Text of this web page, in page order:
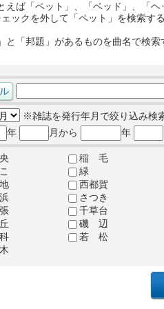
えば「ペット」、「ベッド」、「
ェックを外して「ペット」を検索
と「邦題」があるものを曲名で検
※雑誌を発行年月で絞り込み検
年
月から 年
稲 毛
緑
西都賀
さつき
千草台
磯 辺
若 松